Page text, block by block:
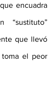
encuadra
“sustituto”
que llevó
el peor